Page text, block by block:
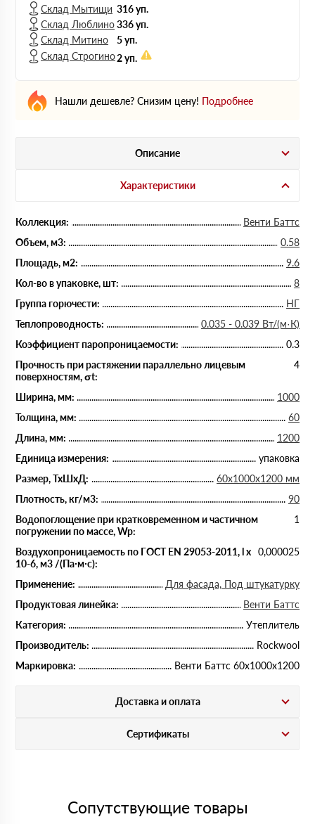
Склад Мытищи 316 уп.
Склад Люблино336 уп.
Склад Митино
5 уп.
Склад Строгино2 уп.
Нашли дешевле? Снизим цену! Подробнее
Описание
Характеристики
Коллекция:
Венти Баттс
Объем, м3:
0.58
Площадь, м2:
9.6
Кол-во в упаковке, шт:
8
Группа горючести:
НГ
Теплопроводность:
0.035 - 0.039 Вт/(м·К)
Коэффициент паропроницаемости:
0.3
Прочность при растяжении параллельно лицевым
поверхностям, σt:
4
Ширина, мм:
1000
Толщина, мм:
60
Длина, мм:
1200
Единица измерения:
упаковка
Размер, ТхШхД:
60х1000х1200 мм
Плотность, кг/м3:
90
Водопоглощение при кратковременном и частичном
погружении по массе, Wp:
1
Воздухопроницаемость по ГОСТ EN 29053-2011, l x
10-6, м3 /(Па∙м∙с):
0,000025
Применение:
Для фасада, Под штукатурку
Продуктовая линейка:
Венти Баттс
Категория:
Утеплитель
Производитель:
Rockwool
Маркировка:
Венти Баттс 60х1000х1200
Доставка и оплата
Сертификаты
Сопутствующие товары